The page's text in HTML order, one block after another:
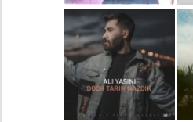
دانلود آهنگ جدید فرزاد
فرزین بنام آتیش